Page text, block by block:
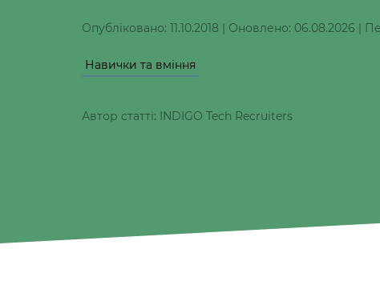
Опубліковано: 11.10.2018 | Оновлено: 06.08.2026 |
Навички та вміння
Автор статті: INDIGO Tech Recruiters